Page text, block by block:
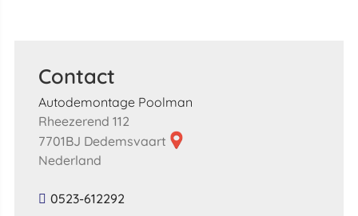
Contact
Autodemontage Poolman
Rheezerend 112
7701BJ Dedemsvaart
Nederland
0523-612292